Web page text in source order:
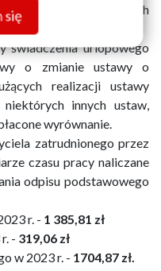
się
dla szczególnych
świadczenia urlopowego
o zmianie ustawy o
realizacji ustawy
innych ustaw,
wyrównanie.
zatrudnionego przez
czasu pracy naliczane
odpisu podstawowego
r. - 1 385,81 zł
- 319,06 zł
w 2023 r. - 1704,87 zł.